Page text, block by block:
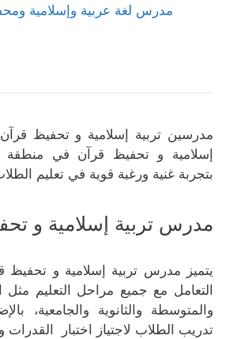
مدرس لغة عربية وإسلامية
مدرسين تربية إسلامية و تحفيظ
إسلامية و تحفيظ قرآن في منطقة
بتجربة غنية ورغبة قوية في تعليم
مدرس تربية إسلامية و
يتميز مدرس تربية إسلامية و تحفيظ
التعامل مع جميع مراحل التعليم مثل
والمتوسطة والثانوية والجامعية،
تدريب الطلاب لاجتياز اختبار القدرات